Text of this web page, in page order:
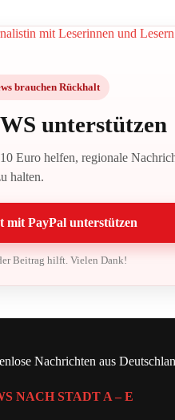
brauchen Rückhalt
unterstützen
Euro helfen, regionale
halten.
mit PayPal unterstützen
Beitrag hilft. Vielen Dank!
Nachrichten aus
NACH STADT A – E